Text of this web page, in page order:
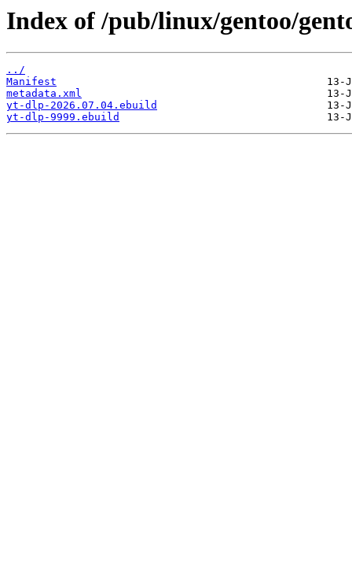
Index of /pub/linux/gentoo/
../
Manifest
metadata.xml
yt-dlp-2026.07.04.ebuild
yt-dlp-9999.ebuild